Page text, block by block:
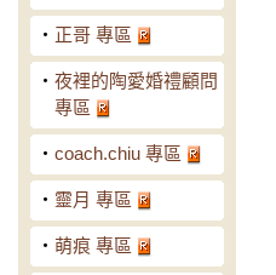
‧ 正哥 專區
‧ 夜裡的陶愛婚禮顧問
專區
‧ coach.chiu 專區
‧ 靈月 專區
‧ 萌痕 專區